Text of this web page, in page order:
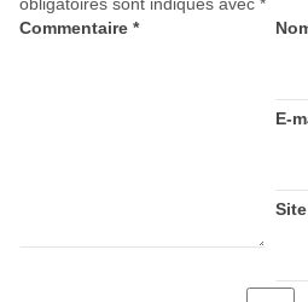
Commentaire *
E-